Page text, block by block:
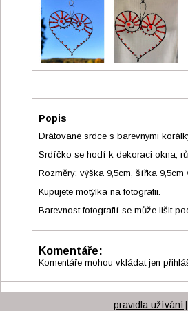
Popis
Drátované srdce s barevnými
Srdíčko se hodí k dekoraci okna,
Rozměry: výška 9,5cm, šířka 9,5cm
Kupujete motýlka na fotografii.
Barevnost fotografií se může lišit
Komentáře:
Komentáře mohou vkládat jen
pravidla užívání |